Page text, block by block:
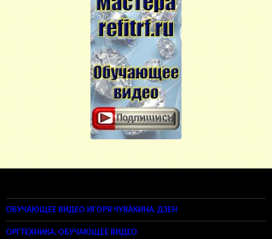
ОБУЧАЮЩЕЕ ВИДЕО ИГОРЯ ЧУВАКИНА. ДЗЕН
ОРГТЕХНИКА. ОБУЧАЮЩЕЕ ВИДЕО